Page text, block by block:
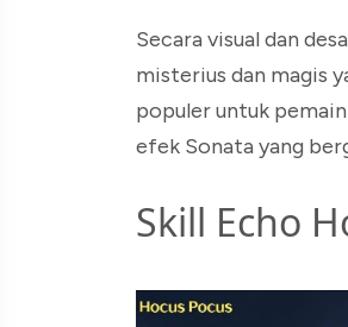
Secara visual dan
misterius dan magis
populer untuk
efek Sonata yang
Skill Echo